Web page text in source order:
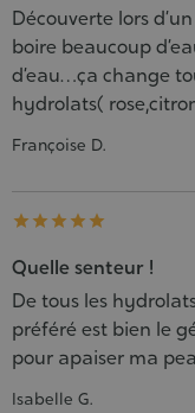
Découverte lors
boire beaucoup
d’eau…ça change
hydrolats(
Françoise D.
    
Quelle senteur !
De tous les
préféré est bien le
pour apaiser ma
Isabelle G.